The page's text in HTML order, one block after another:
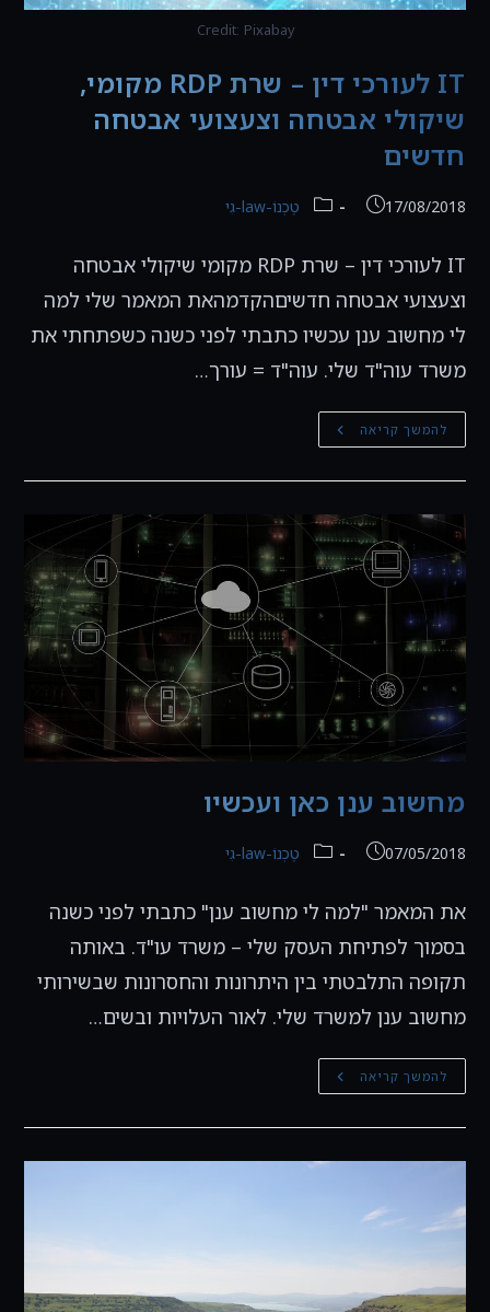
Credit: Pixabay
IT לעורכי דין – שרת RDP מקומי,
שיקולי אבטחה וצעצועי אבטחה
חדשים
פורסם:
17/08/2018 קטגוריה:
טֶכְנוֹ-law-גִי
IT לעורכי דין – שרת RDP מקומי שיקולי אבטחה
וצעצועי אבטחה חדשיםהקדמהאת המאמר שלי למה
לי מחשוב ענן עכשיו כתבתי לפני כשנה כשפתחתי את
משרד עוה"ד שלי. עוה"ד = עורך…
להמשך קריאה IT
לעורכי
מקומי,
שיקולי
אבטחה
וצעצועי
אבטחה
חדשים
מחשוב ענן כאן ועכשיו
פורסם:
07/05/2018 קטגוריה:
טֶכְנוֹ-law-גִי
את המאמר "למה לי מחשוב ענן" כתבתי לפני כשנה
בסמוך לפתיחת העסק שלי – משרד עו"ד. באותה
תקופה התלבטתי בין היתרונות והחסרונות שבשירותי
מחשוב ענן למשרד שלי. לאור העלויות ובשים…
להמשך קריאה מחשוב
ענן
ועכשיו